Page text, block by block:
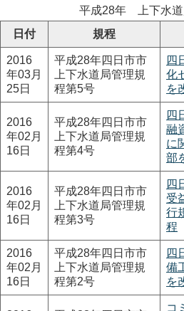
平成28年 上下水道
日付
規程
2016
年03月
25日
平成28年四日市市
上下水道局管理規
程第5号
四
化
を
2016
年02月
16日
平成28年四日市市
上下水道局管理規
程第4号
四
融
に
部
2016
年02月
16日
平成28年四日市市
上下水道局管理規
程第3号
四
受
行
程
2016
年02月
16日
平成28年四日市市
上下水道局管理規
程第2号
四
備
を
コ